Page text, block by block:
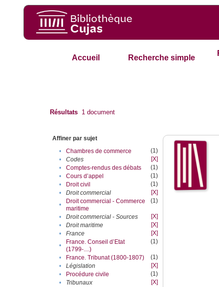
Accueil Recherche simple
Résultats 1 document
Affiner par sujet
•
Chambres de commerce
(1)
•
Codes
[X]
•
Comptes-rendus des débats
(1)
•
Cours d’appel
(1)
•
Droit civil
(1)
•
Droit commercial
[X]
•
Droit commercial - Commerce
maritime
(1)
• Droit commercial - Sources
[X]
•
Droit maritime
[X]
•
France
[X]
•
France. Conseil d’Etat
(1799-....)
(1)
• France. Tribunat (1800-1807)
(1)
•
Législation
[X]
•
Procédure civile
(1)
•
Tribunaux
[X]